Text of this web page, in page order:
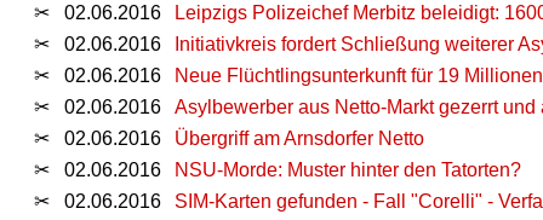
✂
02.06.2016
Leipzigs Polizeichef Merbitz beleidigt:
✂
02.06.2016
Initiativkreis fordert Schließung weiterer
✂
02.06.2016
Neue Flüchtlingsunterkunft für 19
✂
02.06.2016
Asylbewerber aus Netto-Markt gezerrt und
✂
02.06.2016
Übergriff am Arnsdorfer Netto
✂
02.06.2016
NSU-Morde: Muster hinter den Tatorten?
✂
02.06.2016
SIM-Karten gefunden - Fall "Corelli" -